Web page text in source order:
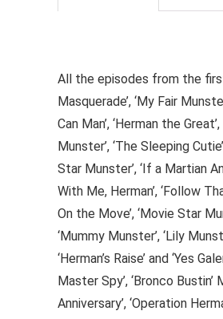
All the episodes from the
Masquerade’, ‘My Fair
Can Man’, ‘Herman the
Munster’, ‘The Sleeping
Star Munster’, ‘If a Martian
With Me, Herman’, ‘Follow
On the Move’, ‘Movie Star
‘Mummy Munster’, ‘Lily
‘Herman’s Raise’ and ‘Yes
Master Spy’, ‘Bronco
Anniversary’, ‘Operation